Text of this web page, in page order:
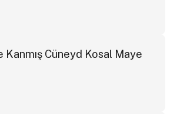
Kanmış Cüneyd Kosal Maye